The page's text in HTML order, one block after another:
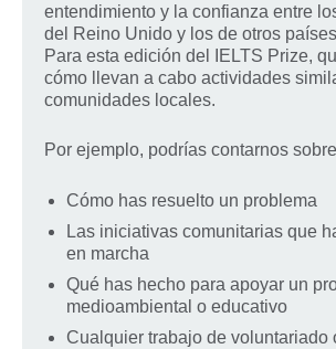
entendimiento y la confianza entre
del Reino Unido y los de otros
Para esta edición del IELTS Prize,
cómo llevan a cabo actividades
comunidades locales.
Por ejemplo, podrías contarnos
Cómo has resuelto un problema
Las iniciativas comunitarias que
en marcha
Qué has hecho para apoyar un
medioambiental o educativo
Cualquier trabajo de voluntariado